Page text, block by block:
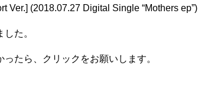
Ver.] (2018.07.27 Digital Single “Mothers ep”)
た。
たら、クリックをお願いします。